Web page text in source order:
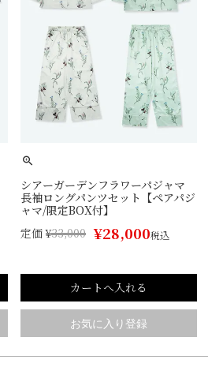
シアーガーデンフラワーパジャマ
長袖ロングパンツセット【ペアパジ
ャマ/限定BOX付】
定価 ¥33,000 ¥28,000税込
カートへ入れる